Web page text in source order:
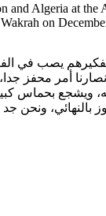
and Algeria at
Wakrah on
تفكيرهم يصب
أمر محفز
ويشجع بحماس
بالنهائي،